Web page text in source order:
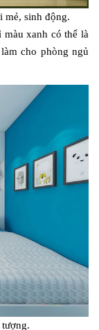
mẻ, sinh động.
màu xanh có thể là
cho phòng ngủ